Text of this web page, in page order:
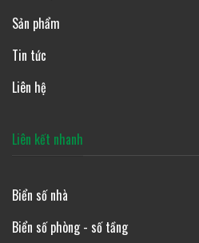
Sản phẩm
Tin tức
Liên hệ
Liên kết nhanh
Biển số nhà
Biển số phòng - số tầng